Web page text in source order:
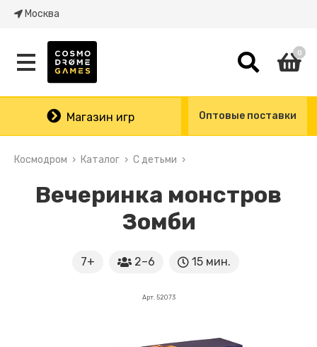
Москва
0
Магазин игр Оптовые поставки
Космодром Каталог С детьми
Вечеринка монстров
Зомби
7+ 2–6 15 мин.
Арт. 52073